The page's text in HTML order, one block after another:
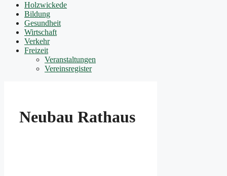
Holzwickede
Bildung
Gesundheit
Wirtschaft
Verkehr
Freizeit
Veranstaltungen
Vereinsregister
Neubau Rathaus